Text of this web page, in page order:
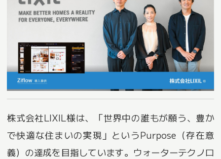
株式会社LIXIL様は、「世界中の誰もが願う、豊か
で快適な住まいの実現」というPurpose（存在意
義）の達成を目指しています。ウォーターテクノロ